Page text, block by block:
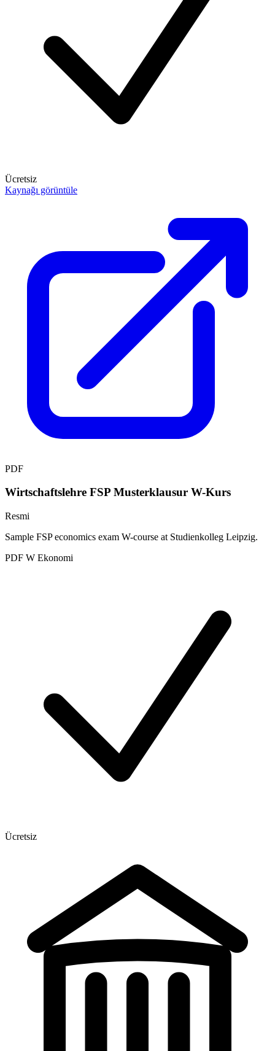
Ücretsiz
Kaynağı görüntüle
PDF
Wirtschaftslehre FSP Musterklausur W-Kurs
Resmi
Sample FSP economics exam W-course at Studienkolleg Leipzig.
PDF W Ekonomi
Ücretsiz